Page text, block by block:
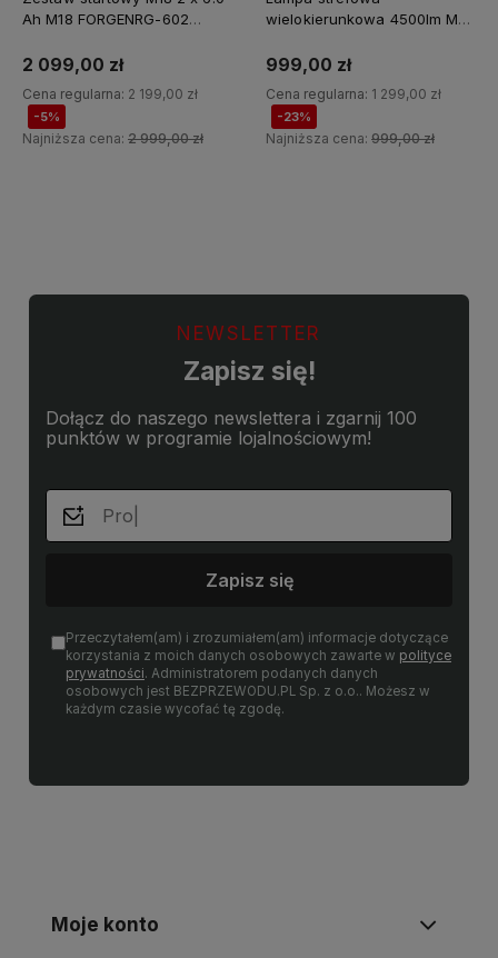
Ah M18 FORGENRG-602
2 099,00 zł
Cena regularna: 2 199,00 zł
-5%
Najniższa cena: 2 999,00 zł
wielokierunkowa 4500lm M18
999,00 zł
Cena regularna: 1 299,00 zł
-23%
Najniższa cena: 999,00 zł
NEWSLETTER
Zapisz się!
Dołącz do naszego newslettera i zgarnij 100
punktów w programie lojalnościowym!
Zapisz się
Przeczytałem(am) i zrozumiałem(am) informacje dotyczące
korzystania z moich danych osobowych zawarte w polityce
prywatności. Administratorem podanych danych
osobowych jest BEZPRZEWODU.PL Sp. z o.o.. Możesz w
każdym czasie wycofać tę zgodę.
Moje konto